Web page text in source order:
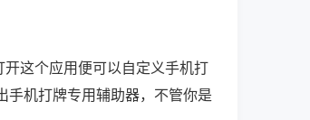
这个应用便可以自定义手机打
手机打牌专用辅助器，不管你是